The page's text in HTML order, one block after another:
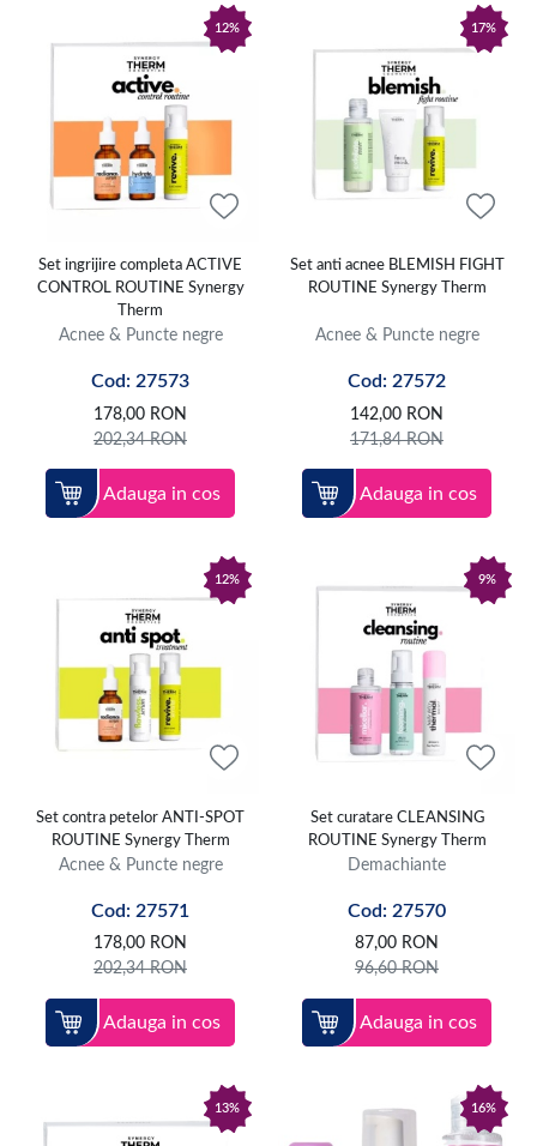
12%
Set ingrijire completa ACTIVE
CONTROL ROUTINE Synergy
Therm
Acnee & Puncte negre
Cod: 27573
178,00 RON
202,34RON
Adauga in cos
17%
Set anti acnee BLEMISH FIGHT
ROUTINE Synergy Therm
Acnee & Puncte negre
Cod: 27572
142,00 RON
171,84RON
Adauga in cos
12%
Set contra petelor ANTI-SPOT
ROUTINE Synergy Therm
Acnee & Puncte negre
Cod: 27571
178,00 RON
202,34RON
Adauga in cos
9%
Set curatare CLEANSING
ROUTINE Synergy Therm
Demachiante
Cod: 27570
87,00 RON
96,60RON
Adauga in cos
13% 16%